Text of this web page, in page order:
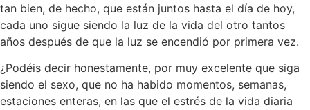
tan bien, de hecho, que están juntos hasta el día de hoy,
cada uno sigue siendo la luz de la vida del otro tantos
años después de que la luz se encendió por primera vez.
¿Podéis decir honestamente, por muy excelente que siga
siendo el sexo, que no ha habido momentos, semanas,
estaciones enteras, en las que el estrés de la vida diaria